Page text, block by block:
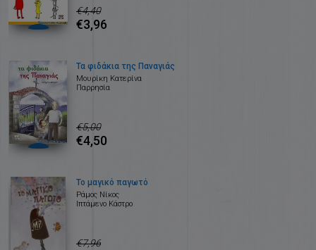
€4,40
€3,96
Τα φιδάκια της Παναγιάς
Μουρίκη Κατερίνα
Παρρησία
€5,00
€4,50
Το μαγικό παγωτό
Ράμος Νίκος
Ιπτάμενο Κάστρο
€7,96